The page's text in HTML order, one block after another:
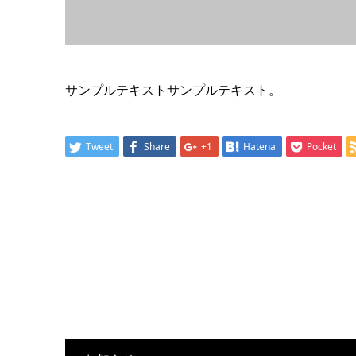
サンプルテキストサンプルテキスト。
Tweet Share +1 Hatena Pocket